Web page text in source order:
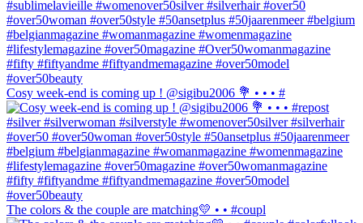
Cosy week-end is coming up ! @sigibu2006 💐 • • • #
The colors & the couple are matching💛 • • #coupl